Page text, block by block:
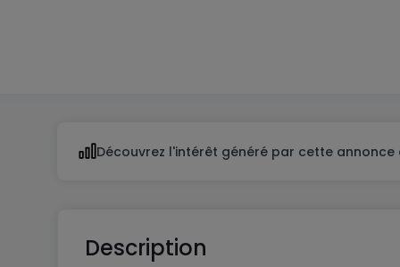
Découvrez l'intérêt généré par cette
Description